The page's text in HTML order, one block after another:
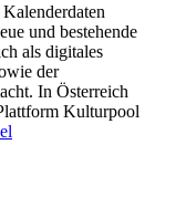
und bestehende
als digitales
der
In Österreich
Kulturpool